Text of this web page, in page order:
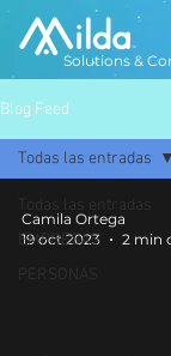
Solutions &
Blog Feed
EMPRESAS
Todas las entradas
Camila Ortega
19 oct 2023
2 min